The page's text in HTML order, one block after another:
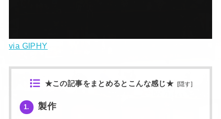
via GIPHY
★この記事をまとめるとこんな感じ★ [隠す]
1. 製作